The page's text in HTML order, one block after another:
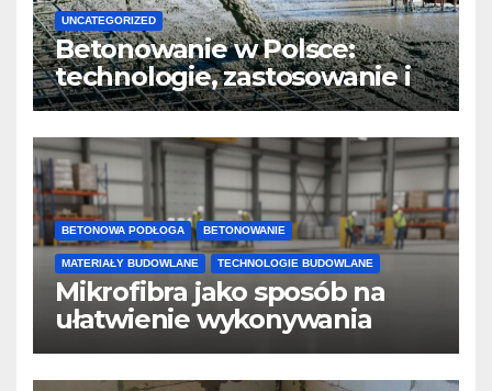
UNCATEGORIZED
Betonowanie w Polsce:
technologie, zastosowanie i
design
BETONOWA PODŁOGA BETONOWANIE
MATERIAŁY BUDOWLANE TECHNOLOGIE BUDOWLANE
Mikrofibra jako sposób na
ułatwienie wykonywania
posadzek betonowych i
konstrukcji